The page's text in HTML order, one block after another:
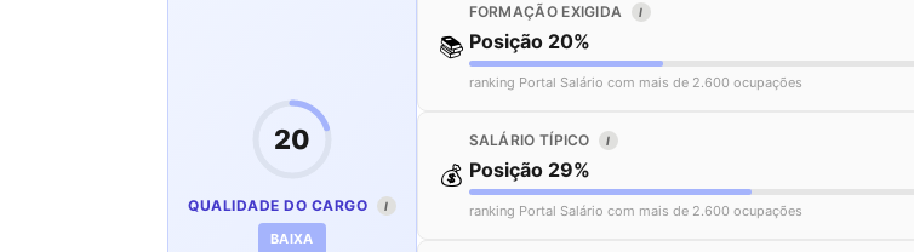
20
QUALIDADE DO CARGO I
BAIXA
📚
FORMAÇÃO EXIGIDA I
Posição 20%
ranking Portal Salário com mais de 2.600 ocupações
💰
SALÁRIO TÍPICO I
Posição 29%
ranking Portal Salário com mais de 2.600 ocupações